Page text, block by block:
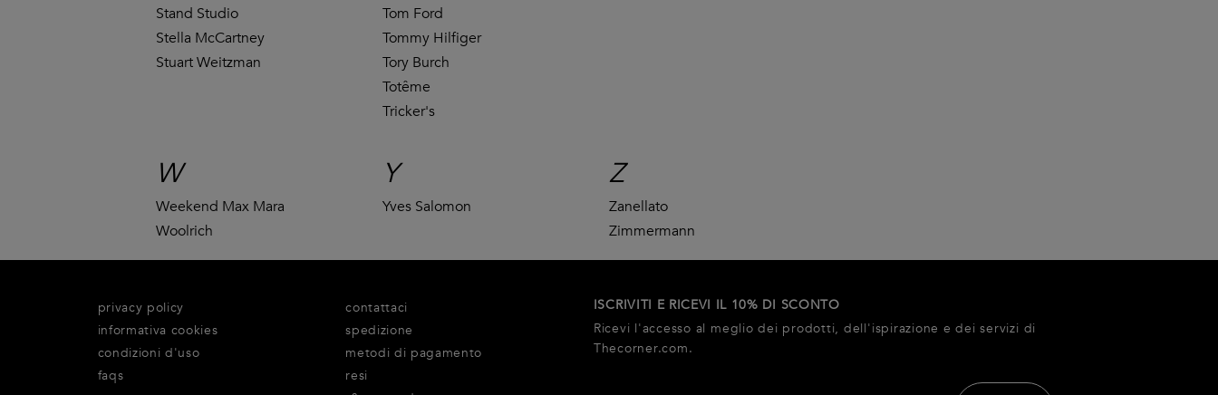
Stand Studio
Stella McCartney
Stuart Weitzman
Tom Ford
Tommy Hilfiger
Tory Burch
Totême
Tricker's
W
Weekend Max Mara
Woolrich
Y
Yves Salomon
Z
Zanellato
Zimmermann
ISCRIVITI E RICEVI IL 10% DI SCONTO
Ricevi l'accesso al meglio dei prodotti, dell'ispirazione e dei servizi di
Thecorner.com.
contattaci
spedizione
metodi di pagamento
resi
privacy policy
informativa cookies
condizioni d'uso
faqs